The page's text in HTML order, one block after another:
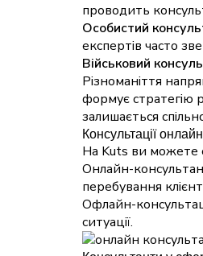
проводить
Особистий
експертів часто
Військовий
Різноманіття
формує стратегію
залишається
Консультації
На Kuts ви можете
Онлайн-
перебування
Офлайн-
ситуації.